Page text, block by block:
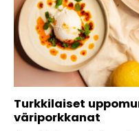
Turkkilaiset
väriporkkanat